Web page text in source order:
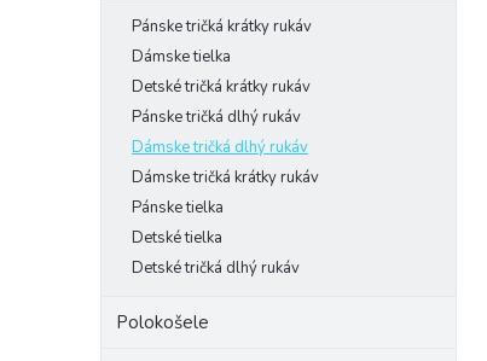
Pánske tričká krátky rukáv
Dámske tielka
Detské tričká krátky rukáv
Pánske tričká dlhý rukáv
Dámske tričká dlhý rukáv
Dámske tričká krátky rukáv
Pánske tielka
Detské tielka
Detské tričká dlhý rukáv
Polokošele